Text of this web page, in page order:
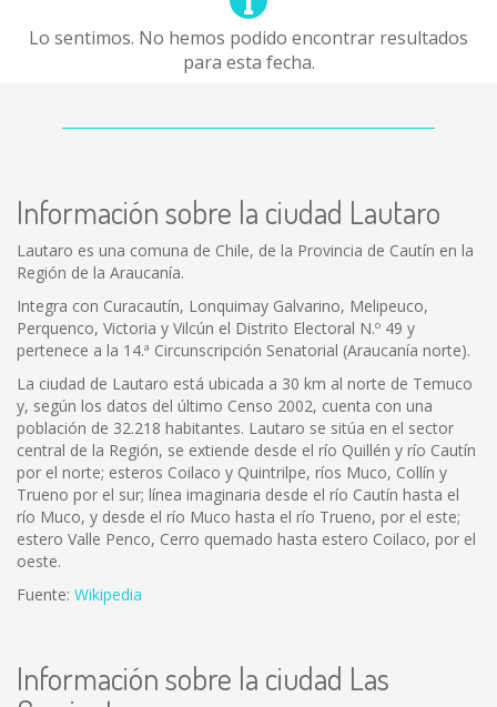
Lo sentimos. No hemos podido encontrar resultados
para esta fecha.
Información sobre la ciudad Lautaro
Lautaro es una comuna de Chile, de la Provincia de Cautín en la
Región de la Araucanía.
Integra con Curacautín, Lonquimay Galvarino, Melipeuco,
Perquenco, Victoria y Vilcún el Distrito Electoral N.º 49 y
pertenece a la 14.ª Circunscripción Senatorial (Araucanía norte).
La ciudad de Lautaro está ubicada a 30 km al norte de Temuco
y, según los datos del último Censo 2002, cuenta con una
población de 32.218 habitantes. Lautaro se sitúa en el sector
central de la Región, se extiende desde el río Quillén y río Cautín
por el norte; esteros Coilaco y Quintrilpe, ríos Muco, Collín y
Trueno por el sur; línea imaginaria desde el río Cautín hasta el
río Muco, y desde el río Muco hasta el río Trueno, por el este;
estero Valle Penco, Cerro quemado hasta estero Coilaco, por el
oeste.
Fuente: Wikipedia
Información sobre la ciudad Las